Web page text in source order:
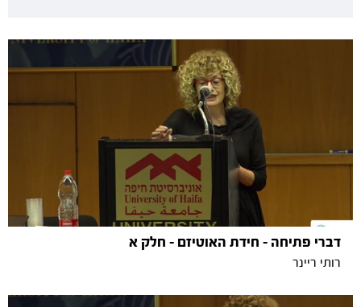
דברי פתיחה - חידת האוטיזם - חלק א
רותי ריינר